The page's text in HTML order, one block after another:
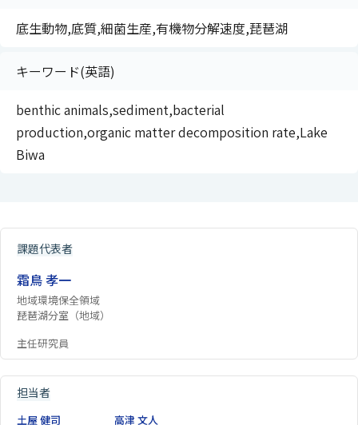
底生動物,底質,細菌生産,有機物分解速度,琵琶湖
キーワード(英語)
benthic animals,sediment,bacterial
production,organic matter decomposition rate,Lake
Biwa
課題代表者
霜鳥 孝一
地域環境保全領域
琵琶湖分室（地域）
主任研究員
担当者
土屋 健司
高津 文人